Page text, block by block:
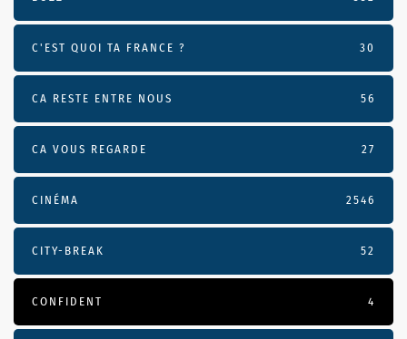
C'EST QUOI TA FRANCE ? 30
CA RESTE ENTRE NOUS 56
CA VOUS REGARDE 27
CINÉMA 2546
CITY-BREAK 52
CONFIDENT 4